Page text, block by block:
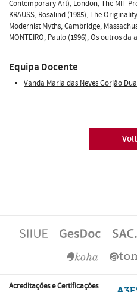
Contemporary Art), London, The MIT
KRAUSS, Rosalind (1985), The
Modernist Myths, Cambridge,
MONTEIRO, Paulo (1996), Os outros da
Equipa Docente
Vanda Maria das Neves Gorjão
Acreditações e Certificações